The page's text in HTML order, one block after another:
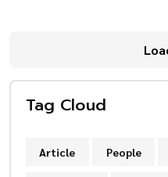
Tag Cloud
Article People